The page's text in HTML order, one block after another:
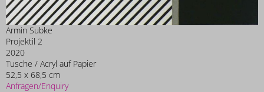
Armin Subke
Projektil 2
2020
Tusche / Acryl auf Papier
52,5 x 68,5 cm
Anfragen/Enquiry